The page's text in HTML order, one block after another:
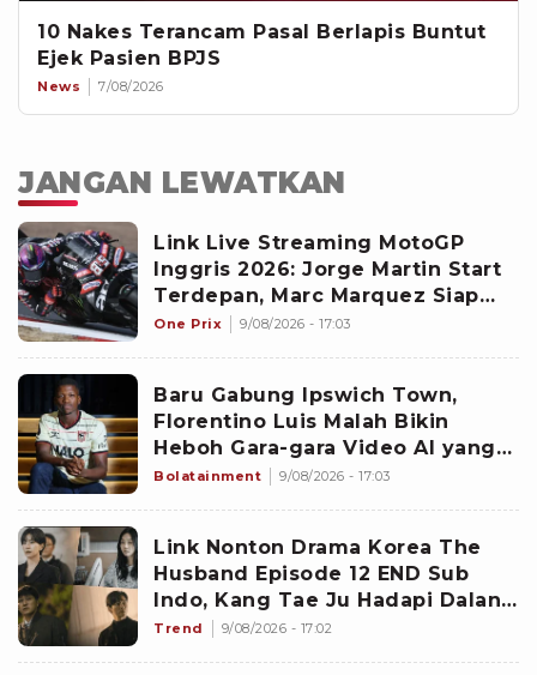
10 Nakes Terancam Pasal Berlapis Buntut
Ejek Pasien BPJS
News 7/08/2026
JANGAN LEWATKAN
Link Live Streaming MotoGP
Inggris 2026: Jorge Martin Start
Terdepan, Marc Marquez Siap
Bangkit di Silverstone
One Prix 9/08/2026 - 17:03
Baru Gabung Ipswich Town,
Florentino Luis Malah Bikin
Heboh Gara-gara Video AI yang
Bikin Netizen Geleng-geleng
Bolatainment 9/08/2026 - 17:03
Link Nonton Drama Korea The
Husband Episode 12 END Sub
Indo, Kang Tae Ju Hadapi Dalang
Utama
Trend 9/08/2026 - 17:02